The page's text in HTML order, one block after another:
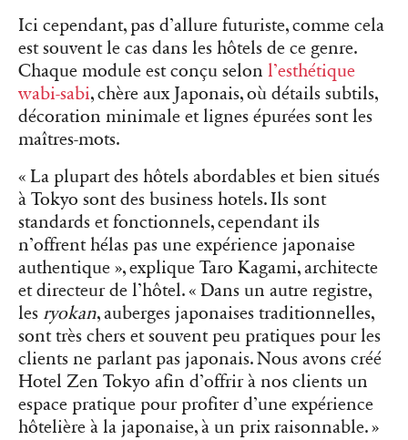
Ici cependant, pas d’allure futuriste, comme cela
est souvent le cas dans les hôtels de ce genre.
Chaque module est conçu selon l’esthétique
wabi-sabi, chère aux Japonais, où détails subtils,
décoration minimale et lignes épurées sont les
maîtres-mots.
« La plupart des hôtels abordables et bien situés
à Tokyo sont des business hotels. Ils sont
standards et fonctionnels, cependant ils
n’offrent hélas pas une expérience japonaise
authentique », explique Taro Kagami, architecte
et directeur de l’hôtel. « Dans un autre registre,
les ryokan, auberges japonaises traditionnelles,
sont très chers et souvent peu pratiques pour les
clients ne parlant pas japonais. Nous avons créé
Hotel Zen Tokyo afin d’offrir à nos clients un
espace pratique pour profiter d’une expérience
hôtelière à la japonaise, à un prix raisonnable. »